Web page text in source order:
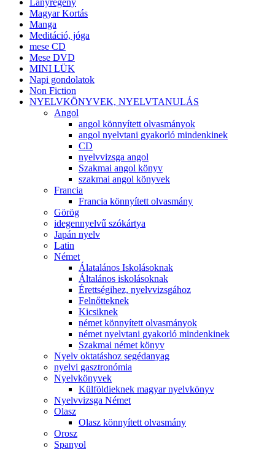
Lányregény
Magyar Kortás
Manga
Meditáció, jóga
mese CD
Mese DVD
MINI LÜK
Napi gondolatok
Non Fiction
NYELVKÖNYVEK, NYELVTANULÁS
Angol
angol könnyített olvasmányok
angol nyelvtani gyakorló mindenkinek
CD
nyelvvizsga angol
Szakmai angol könyv
szakmai angol könyvek
Francia
Francia könnyített olvasmány
Görög
idegennyelvű szókártya
Japán nyelv
Latin
Német
Álatalános Iskolásoknak
Általános iskolásoknak
Érettségihez, nyelvvizsgához
Felnőtteknek
Kicsiknek
német könnyített olvasmányok
német nyelvtani gyakorló mindenkinek
Szakmai német könyv
Nyelv oktatáshoz segédanyag
nyelvi gasztronómia
Nyelvkönyvek
Külföldieknek magyar nyelvkönyv
Nyelvvizsga Német
Olasz
Olasz könnyített olvasmány
Orosz
Spanyol